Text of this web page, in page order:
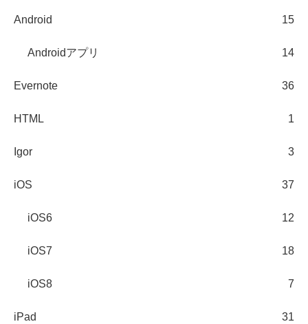
Android 15
Androidアプリ 14
Evernote 36
HTML 1
Igor 3
iOS 37
iOS6 12
iOS7 18
iOS8 7
iPad 31